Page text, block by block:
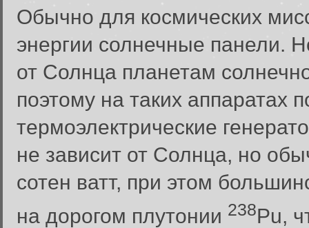
Обычно для космических
энергии солнечные панели.
от Солнца планетам
поэтому на таких аппаратах
термоэлектрические
не зависит от Солнца, но
сотен ватт, при этом
на дорогом плутонии 238Pu,